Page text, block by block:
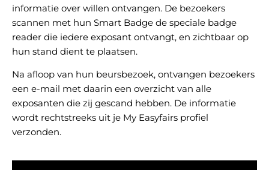
informatie over willen ontvangen. De bezoekers
scannen met hun Smart Badge de speciale badge
reader die iedere exposant ontvangt, en zichtbaar op
hun stand dient te plaatsen.
Na afloop van hun beursbezoek, ontvangen bezoekers
een e-mail met daarin een overzicht van alle
exposanten die zij gescand hebben. De informatie
wordt rechtstreeks uit je My Easyfairs profiel
verzonden.